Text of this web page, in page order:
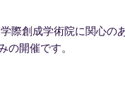
創成学術院に関心の
開催です。